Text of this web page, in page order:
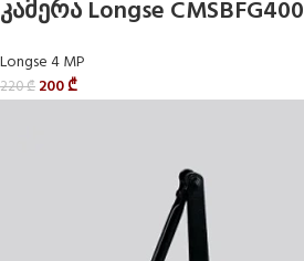
კამერა Longse CMSBFG400
Longse 4 MP
220₾ 200₾